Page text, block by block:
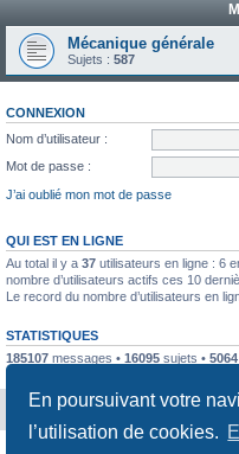
En poursuivant votre
l’utilisation de cookies.
Mécanique générale
Sujets : 587
CONNEXION
Nom d’utilisateur :
Mot de passe :
J’ai oublié mon mot de passe
QUI EST EN LIGNE
Au total il y a 37 utilisateurs en ligne : 6
nombre d’utilisateurs actifs ces 10
Le record du nombre d’utilisateurs en
STATISTIQUES
185107 messages • 16095 sujets • 5064
Portal Chiptuners.fr